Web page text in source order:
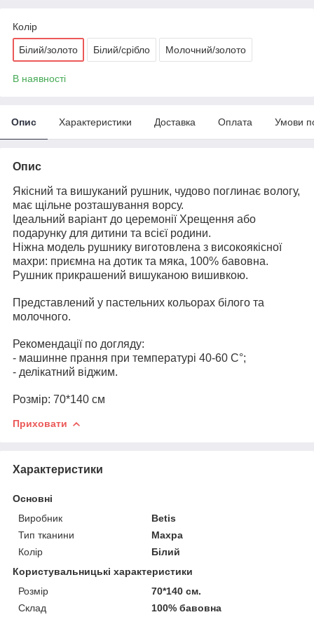
Колір
Білий/золото Білий/срібло Молочний/золото
В наявності
Опис Характеристики Доставка Оплата Умови
Опис
Якісний та вишуканий рушник, чудово поглинає вологу,
має щільне розташування ворсу.
Ідеальний варіант до церемонії Хрещення або
подарунку для дитини та всієї родини.
Ніжна модель рушнику виготовлена з високоякісної
махри: приємна на дотик та мяка, 100% бавовна.
Рушник прикрашений вишуканою вишивкою.
Представлений у пастельних кольорах білого та
молочного.
Рекомендації по догляду:
- машинне прання при температурі 40-60 С°;
- делікатний віджим.
Розмір: 70*140 см
Приховати
Характеристики
Основні
Виробник
Betis
Тип тканини
Махра
Колір
Білий
Користувальницькі характеристики
Розмір
70*140 см.
Склад
100% бавовна